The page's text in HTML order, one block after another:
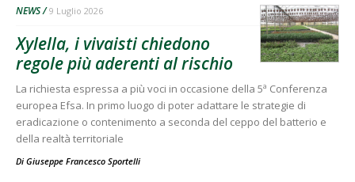
NEWS 9 Luglio 2026
Xylella, i vivaisti chiedono
regole più aderenti al rischio
La richiesta espressa a più voci in occasione della 5ª Conferenza
europea Efsa. In primo luogo di poter adattare le strategie di
eradicazione o contenimento a seconda del ceppo del batterio e
della realtà territoriale
Di Giuseppe Francesco Sportelli